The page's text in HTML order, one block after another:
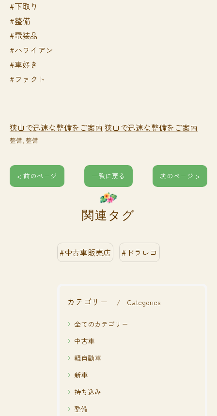
#下取り
#整備
#電装品
#ハワイアン
#車好き
#ファクト
狭山で迅速な整備をご案内 狭山で迅速な整備をご案内
整備 整備
< 前のページ 一覧に戻る 次のページ >
関連タグ
#中古車販売店 #ドラレコ
カテゴリー Categories
全てのカテゴリー
中古車
軽自動車
新車
持ち込み
整備